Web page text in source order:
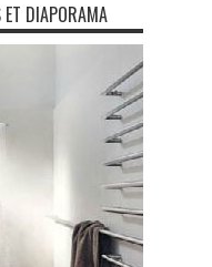
ET DIAPORAMA